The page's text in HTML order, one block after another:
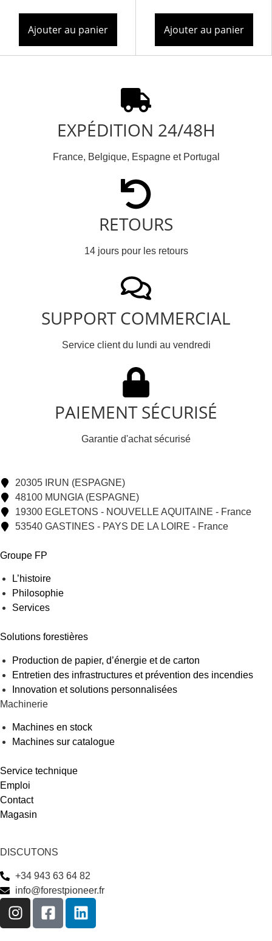
Ajouter au panier Ajouter au panier
EXPÉDITION 24/48H
France, Belgique, Espagne et Portugal
RETOURS
14 jours pour les retours
SUPPORT COMMERCIAL
Service client du lundi au vendredi
PAIEMENT SÉCURISÉ
Garantie d'achat sécurisé
20305 IRUN (ESPAGNE)
48100 MUNGIA (ESPAGNE)
19300 EGLETONS - NOUVELLE AQUITAINE - France
53540 GASTINES - PAYS DE LA LOIRE - France
Groupe FP
L’histoire
Philosophie
Services
Solutions forestières
Production de papier, d’énergie et de carton
Entretien des infrastructures et prévention des incendies
Innovation et solutions personnalisées
Machinerie
Machines en stock
Machines sur catalogue
Service technique
Emploi
Contact
Magasin
DISCUTONS
+34 943 63 64 82
info@forestpioneer.fr